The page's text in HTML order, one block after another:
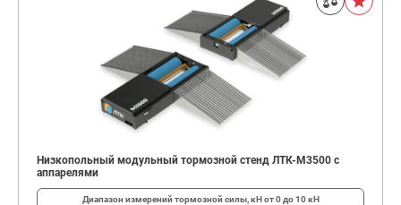
Низкопольный модульный тормозной стенд ЛТК-М3500 с
аппарелями
Диапазон измерений тормозной силы, кНот 0 до 10 кН